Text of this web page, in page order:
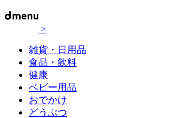
>
雑貨・日用品
食品・飲料
健康
ベビー用品
おでかけ
どうぶつ